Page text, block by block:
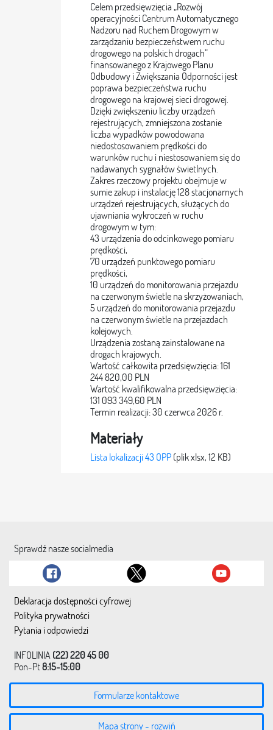
Celem przedsięwzięcia „Rozwój
operacyjności Centrum Automatycznego
Nadzoru nad Ruchem Drogowym w
zarządzaniu bezpieczeństwem ruchu
drogowego na polskich drogach”
finansowanego z Krajowego Planu
Odbudowy i Zwiększania Odporności jest
poprawa bezpieczeństwa ruchu
drogowego na krajowej sieci drogowej.
Dzięki zwiększeniu liczby urządzeń
rejestrujących, zmniejszona zostanie
liczba wypadków powodowana
niedostosowaniem prędkości do
warunków ruchu i niestosowaniem się do
nadawanych sygnałów świetlnych.
Zakres rzeczowy projektu obejmuje w
sumie zakup i instalację 128 stacjonarnych
urządzeń rejestrujących, służących do
ujawniania wykroczeń w ruchu
drogowym w tym:
43 urządzenia do odcinkowego pomiaru
prędkości,
70 urządzeń punktowego pomiaru
prędkości,
10 urządzeń do monitorowania przejazdu
na czerwonym świetle na skrzyżowaniach,
5 urządzeń do monitorowania przejazdu
na czerwonym świetle na przejazdach
kolejowych.
Urządzenia zostaną zainstalowane na
drogach krajowych.
Wartość całkowita przedsięwzięcia: 161
244 820,00 PLN
Wartość kwalifikowalna przedsięwzięcia:
131 093 349,60 PLN
Termin realizacji: 30 czerwca 2026 r.
Materiały
Lista lokalizacji 43 OPP (plik xlsx, 12 KB)
Sprawdź nasze socialmedia
Deklaracja dostępności cyfrowej
Polityka prywatności
Pytania i odpowiedzi
INFOLINIA (22) 220 45 00
Pon-Pt8:15-15:00
Formularze kontaktowe
Mapa strony - rozwiń